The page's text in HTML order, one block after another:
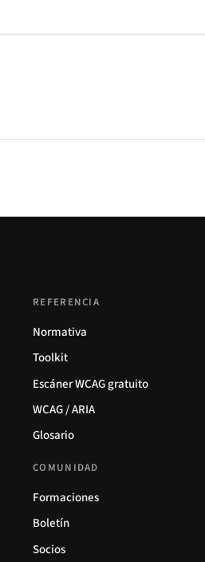
REFERENCIA
Normativa
Toolkit
Escáner WCAG gratuito
WCAG / ARIA
Glosario
COMUNIDAD
Formaciones
Boletín
Socios